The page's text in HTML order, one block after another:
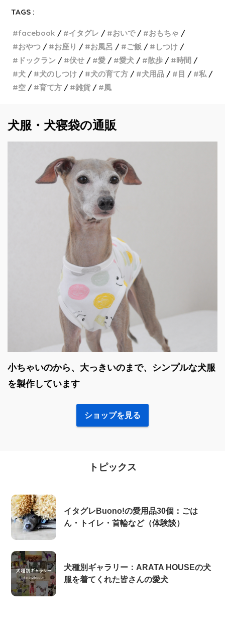
TAGS :
facebook イタグレ おいで
おもちゃ
おやつ
お座り お風呂 ご飯
しつけ
ドックラン
伏せ 愛 愛犬 散歩
時間
犬
犬のしつけ 犬の育て方 犬用品 目
私
空
育て方 雑貨 風
犬服・犬寝袋の通販
小ちゃいのから、大っきいのまで、シンプルな犬服
を製作しています
ショップを見る
トピックス
イタグレBuono!の愛用品30個：ごは
ん・トイレ・首輪など（体験談）
犬種別ギャラリー：ARATA HOUSEの犬
服を着てくれた皆さんの愛犬